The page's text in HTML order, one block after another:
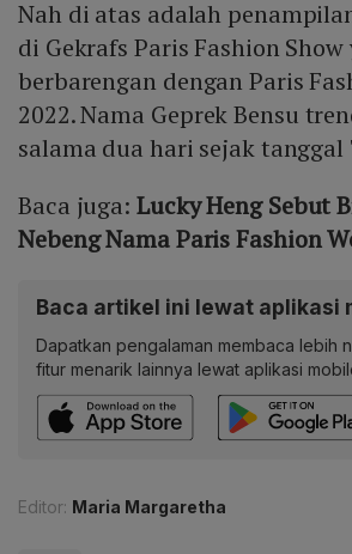
Nah di atas adalah
di Gekrafs Paris Fashion Show
berbarengan dengan Paris
2022. Nama Geprek Bensu
salama dua hari sejak tanggal
Baca juga: Lucky Heng Sebut
Nebeng Nama Paris Fashion
Baca artikel ini lewat aplikasi
Dapatkan pengalaman membaca lebih
fitur menarik lainnya lewat aplikasi
Editor: Maria Margaretha